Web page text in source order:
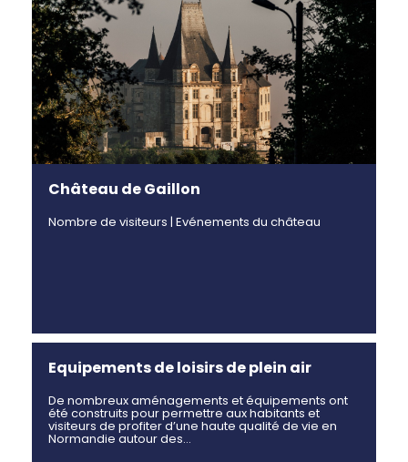
Château de Gaillon
Nombre de visiteurs | Evénements du château
Equipements de loisirs de plein air
De nombreux aménagements et équipements ont
été construits pour permettre aux habitants et
visiteurs de profiter d’une haute qualité de vie en
Normandie autour des…